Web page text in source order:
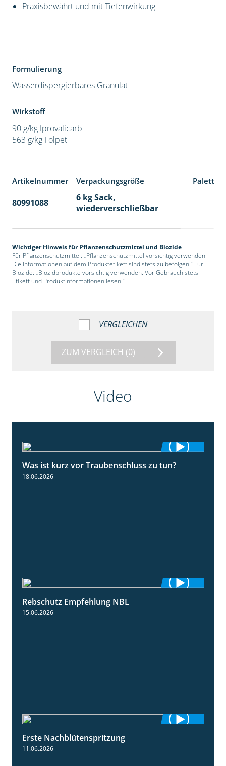
Praxisbewährt und mit Tiefenwirkung
Formulierung
Wasserdispergierbares Granulat
Wirkstoff
90 g/kg Iprovalicarb
563 g/kg Folpet
Artikelnummer Verpackungsgröße
80991088
6 kg Sack,
wiederverschließbar
Wichtiger Hinweis für Pflanzenschutzmittel und Biozide
Für Pflanzenschutzmittel: „Pflanzenschutzmittel vorsichtig verwenden.
Die Informationen auf dem Produktetikett sind stets zu befolgen.“ Für
Biozide: „Biozidprodukte vorsichtig verwenden. Vor Gebrauch stets
Etikett und Produktinformationen lesen.“
VERGLEICHEN
ZUM VERGLEICH (0)
Video
5:04
Was ist kurz vor Traubenschluss zu tun?
18.06.2026
Rebschutz Empfehlung NBL
15.06.2026
Erste Nachblütenspritzung
11.06.2026